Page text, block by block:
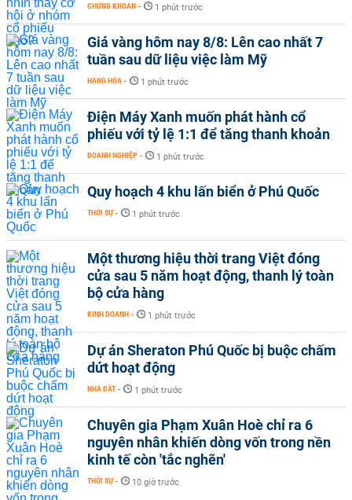
CHỨNG KHOÁN - 1 phút trước
Giá vàng hôm nay 8/8: Lên cao nhất 7
tuần sau dữ liệu việc làm Mỹ
HÀNG HÓA - 1 phút trước
Điện Máy Xanh muốn phát hành cổ
phiếu với tỷ lệ 1:1 để tăng thanh khoản
DOANH NGHIỆP - 1 phút trước
Quy hoạch 4 khu lấn biển ở Phú Quốc
THỜI SỰ - 1 phút trước
Một thương hiệu thời trang Việt đóng
cửa sau 5 năm hoạt động, thanh lý toàn
bộ cửa hàng
KINH DOANH - 1 phút trước
Dự án Sheraton Phú Quốc bị buộc chấm
dứt hoạt động
NHÀ ĐẤT - 1 phút trước
Chuyên gia Phạm Xuân Hoè chỉ ra 6
nguyên nhân khiến dòng vốn trong nền
kinh tế còn 'tắc nghẽn'
THỜI SỰ - 10 giờ trước